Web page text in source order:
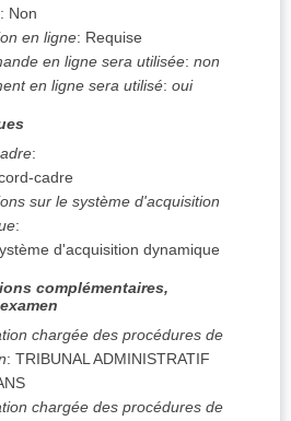
: Non
en ligne: Requise
en ligne sera utilisée: non
en ligne sera utilisé: oui
:
cadre
sur le système d'acquisition
:
d'acquisition dynamique
complémentaires,
chargée des procédures de
: TRIBUNAL ADMINISTRATIF
chargée des procédures de